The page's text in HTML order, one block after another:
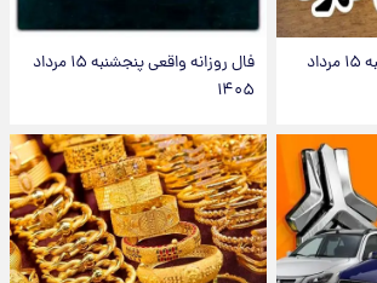
فال قهوه روزانه پنجشنبه ۱۵ مرداد
فال روزانه واقعی پنجشنبه ۱۵ مرداد
۱۴۰۵